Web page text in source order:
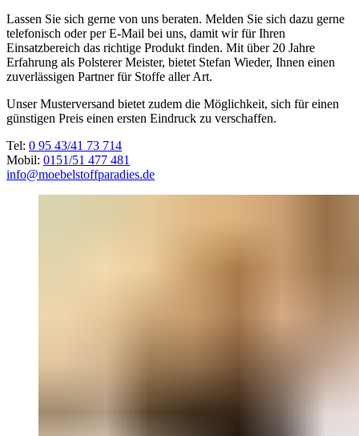
Lassen Sie sich gerne von uns beraten. Melden Sie sich dazu gerne
telefonisch oder per E-Mail bei uns, damit wir für Ihren
Einsatzbereich das richtige Produkt finden. Mit über 20 Jahre
Erfahrung als Polsterer Meister, bietet Stefan Wieder, Ihnen einen
zuverlässigen Partner für Stoffe aller Art.
Unser Musterversand bietet zudem die Möglichkeit, sich für einen
günstigen Preis einen ersten Eindruck zu verschaffen.
Tel: 0 95 43/41 73 714
Mobil: 0151/51 477 481
info@moebelstoffparadies.de